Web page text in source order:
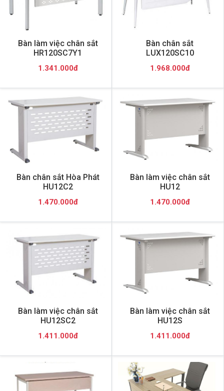
Bàn làm việc chân sắt
HR120SC7Y1
1.341.000đ
Bàn chân sắt
LUX120SC10
1.968.000đ
Bàn chân sắt Hòa Phát
HU12C2
1.470.000đ
Bàn làm việc chân sắt
HU12
1.470.000đ
Bàn làm việc chân sắt
HU12SC2
1.411.000đ
Bàn làm việc chân sắt
HU12S
1.411.000đ